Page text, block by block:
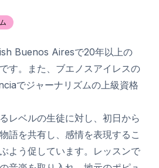
Buenos Airesで20年以上の
す。また、ブエノスアイレスの
でジャーナリズムの上級資格
レベルの生徒に対し、初日から
語を共有し、感情を表現するこ
よう促しています。レッスンで